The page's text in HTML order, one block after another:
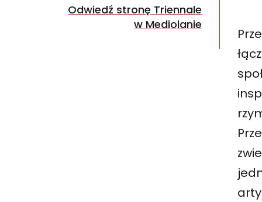
Odwiedź stronę Triennale
w Mediolanie